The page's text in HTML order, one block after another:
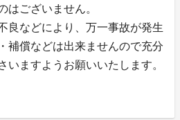
はございません。
良などにより、万一事故が発生
補償などは出来ませんので充分
いますようお願いいたします。